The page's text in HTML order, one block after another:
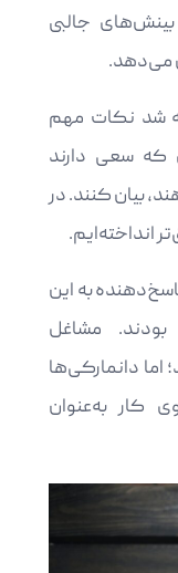
جالبی
می‌دهد.
شد نکات مهم
که سعی دارند
بیان کنند. در
پاسخ‌دهنده به این
مشاغل
دانمارکی‌ها
کار به‌عنوان